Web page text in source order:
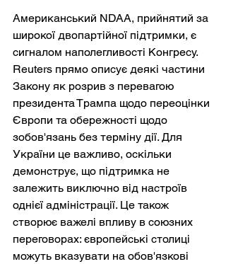
Американський NDAA, прийнятий за
широкої двопартійної підтримки, є
сигналом наполегливості Конгресу.
Reuters прямо описує деякі частини
Закону як розрив з перевагою
президента Трампа щодо переоцінки
Європи та обережності щодо
зобов'язань без терміну дії. Для
України це важливо, оскільки
демонструє, що підтримка не
залежить виключно від настроїв
однієї адміністрації. Це також
створює важелі впливу в союзних
переговорах: європейські столиці
можуть вказувати на обов'язкові